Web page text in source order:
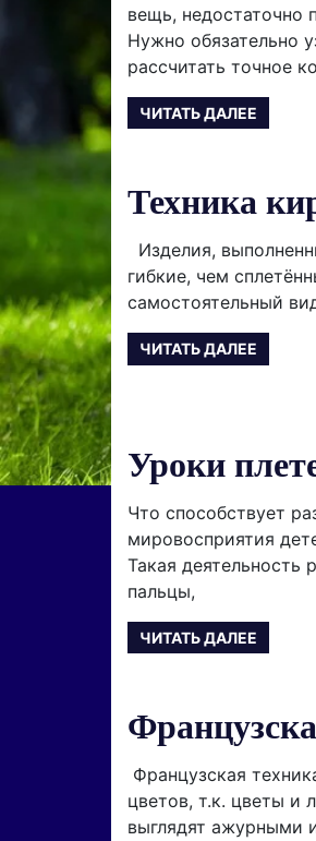
вещь, недостаточно
Нужно обязательно
рассчитать точное
ЧИТАТЬ ДАЛЕЕ
Техника
Изделия,
гибкие, чем
самостоятельный
ЧИТАТЬ ДАЛЕЕ
Уроки
Что способствует
мировосприятия
Такая деятельность
пальцы,
ЧИТАТЬ ДАЛЕЕ
Французская
цветов, т.к. цветы и
выглядят ажурными